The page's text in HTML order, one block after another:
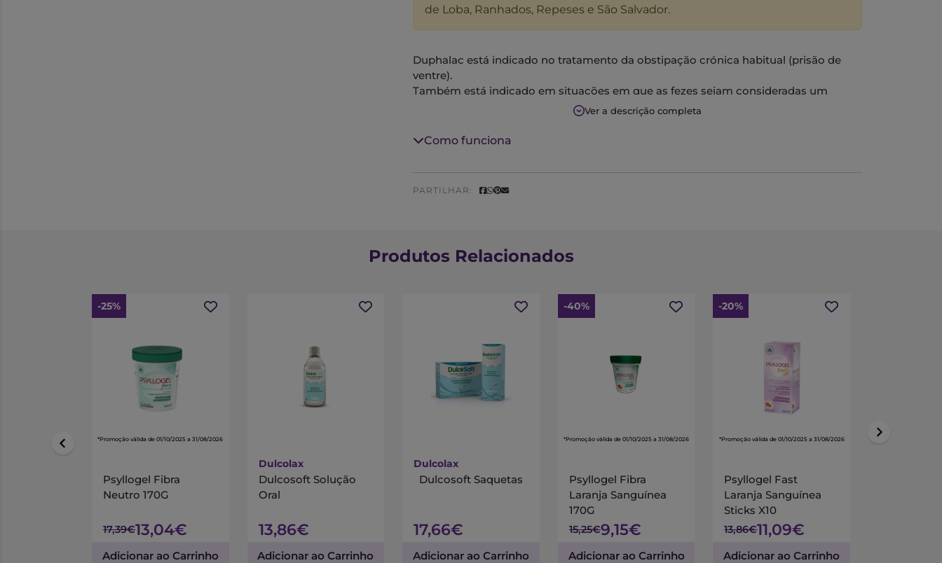
de Loba, Ranhados, Repeses e São Salvador.
Duphalac está indicado no tratamento da obstipação crónica habitual (prisão de
ventre).
Também está indicado em situações em que as fezes sejam consideradas um
benefício clínico (hemorróidas, fissura anal, abcessos anais, úlceras solitárias e no
Ver a descrição completa
Como funciona
PARTILHAR:
Produtos Relacionados
-25%
*Promoção válida de 01/10/2025 a 31/08/2026
Psyllogel Fibra
Neutro 170G
17,39€13,04€
Adicionar ao Carrinho
Dulcolax
Dulcosoft Solução
Oral
13,86€
Adicionar ao Carrinho
Dulcolax
Dulcosoft Saquetas
17,66€
Adicionar ao Carrinho
-40%
*Promoção válida de 01/10/2025 a 31/08/2026
Psyllogel Fibra
Laranja Sanguínea
170G
15,25€9,15€
Adicionar ao Carrinho
-20%
*Promoção válida de 01/10/2025 a 31/08/2026
Psyllogel Fast
Laranja Sanguínea
Sticks X10
13,86€11,09€
Adicionar ao Carrinho